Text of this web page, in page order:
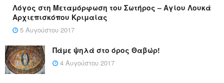
Λόγος στη Μεταμόρφωση του Σωτήρος – Αγίου Λουκά
Αρχιεπισκόπου Κριμαίας
5 Αυγούστου 2017
Πάμε ψηλά στο όρος Θαβώρ!
4 Αυγούστου 2017